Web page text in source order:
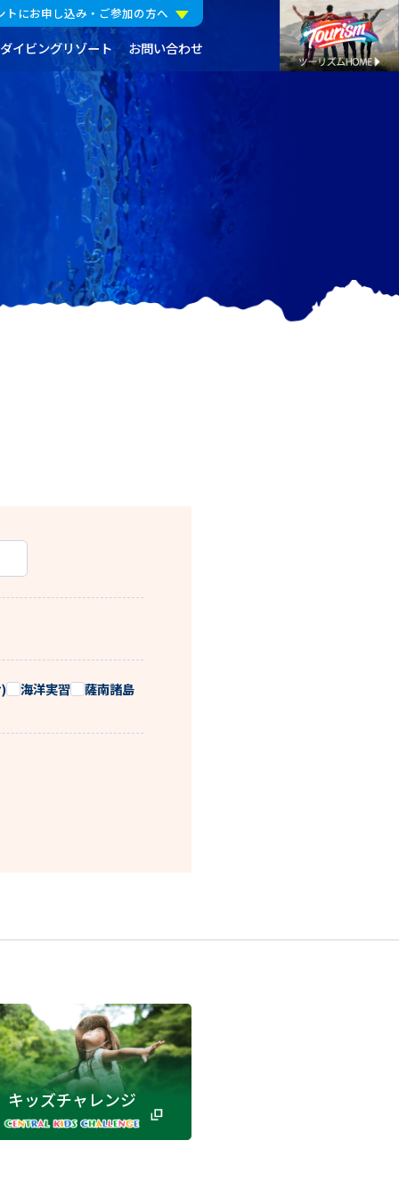
トにお申し込み・ご参加の方へ
ダイビングリゾート お問い合わせ
海洋実習 薩南諸島
キッズチャレンジ